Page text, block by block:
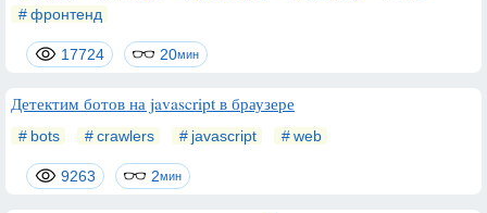
фронтенд
17724 20мин
Детектим ботов на javascript в браузере
bots crawlers javascript web
9263 2мин